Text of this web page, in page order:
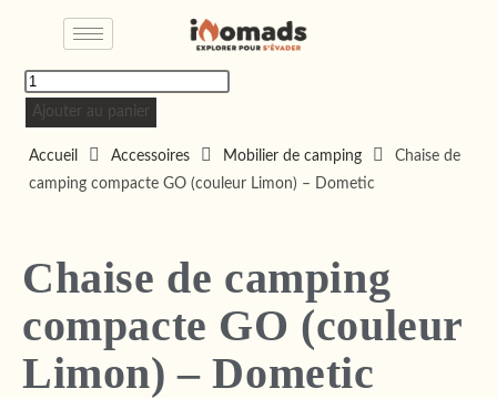
Ajouter au panier
Accueil Accessoires Mobilier de camping
Chaise de
camping compacte GO (couleur Limon) – Dometic
Chaise de camping
compacte GO (couleur
Limon) – Dometic